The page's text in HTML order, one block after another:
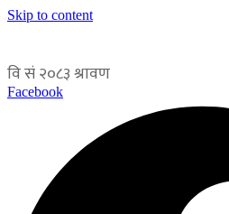
Skip to content
Facebook